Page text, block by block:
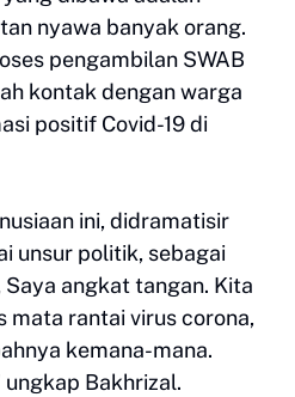
nyawa banyak orang.
pengambilan SWAB
kontak dengan warga
positif Covid-19 di
ini, didramatisir
unsur politik, sebagai
angkat tangan. Kita
rantai virus corona,
kemana-mana.
Bakhrizal.